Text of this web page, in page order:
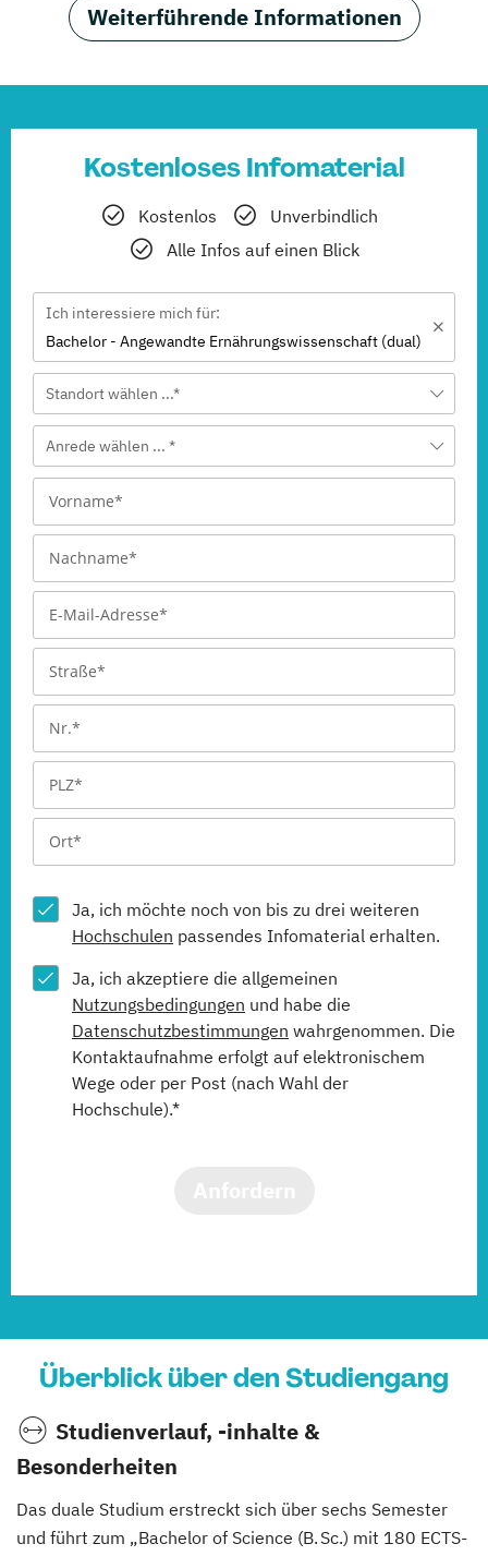
Weiterführende Informationen
Kostenloses Infomaterial
Kostenlos
Unverbindlich
Alle Infos auf einen Blick
Ich interessiere mich für:
Bachelor - Angewandte Ernährungswissenschaft (dual)
Standort wählen ...*
Anrede wählen ... *
Ja, ich möchte noch von bis zu drei weiteren
Hochschulen passendes Infomaterial erhalten.
Ja, ich akzeptiere die allgemeinen
Nutzungsbedingungen und habe die
Datenschutzbestimmungen wahrgenommen. Die
Kontaktaufnahme erfolgt auf elektronischem
Wege oder per Post (nach Wahl der
Hochschule).*
Überblick über den Studiengang
Studienverlauf, -inhalte &
Besonderheiten
Das duale Studium erstreckt sich über sechs Semester
und führt zum „Bachelor of Science (B. Sc.) mit 180 ECTS-